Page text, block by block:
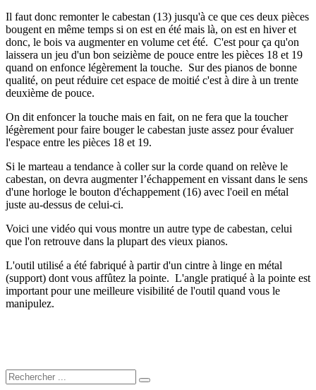
Il faut donc remonter le cabestan (13) jusqu'à ce que ces deux pièces
bougent en même temps si on est en été mais là, on est en hiver et
donc, le bois va augmenter en volume cet été. C'est pour ça qu'on
laissera un jeu d'un bon seizième de pouce entre les pièces 18 et 19
quand on enfonce légèrement la touche. Sur des pianos de bonne
qualité, on peut réduire cet espace de moitié c'est à dire à un trente
deuxième de pouce.
On dit enfoncer la touche mais en fait, on ne fera que la toucher
légèrement pour faire bouger le cabestan juste assez pour évaluer
l'espace entre les pièces 18 et 19.
Si le marteau a tendance à coller sur la corde quand on relève le
cabestan, on devra augmenter l’échappement en vissant dans le sens
d'une horloge le bouton d'échappement (16) avec l'oeil en métal
juste au-dessus de celui-ci.
Voici une vidéo qui vous montre un autre type de cabestan, celui
que l'on retrouve dans la plupart des vieux pianos.
L'outil utilisé a été fabriqué à partir d'un cintre à linge en métal
(support) dont vous affûtez la pointe. L'angle pratiqué à la pointe est
important pour une meilleure visibilité de l'outil quand vous le
manipulez.